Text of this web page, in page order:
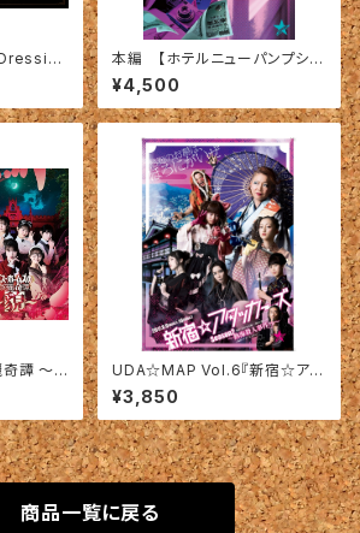
】202
本編 【ホテルニューパンプシャ
ー２０６】DVD
¥4,500
奇譚 〜
】
UDA☆MAP Vol.6『新宿☆アタ
ッカーズ Season2 〜熱海殺人
事件！？〜』DVD
¥3,850
商品一覧に戻る